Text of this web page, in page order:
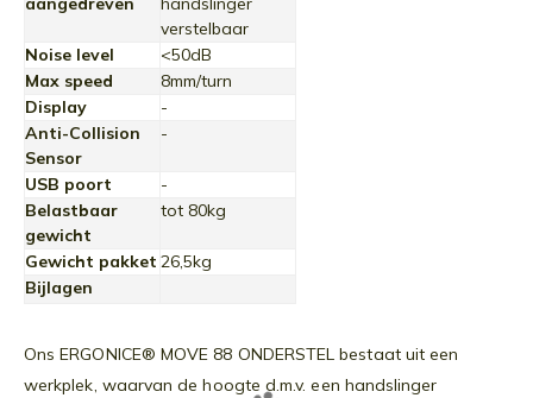
verstelbaar
Noise level
<50dB
Max speed
8mm/turn
Display
-
Anti-Collision
Sensor
-
USB poort
-
Belastbaar
gewicht
tot 80kg
Gewicht pakket 26,5kg
Bijlagen
Ons ERGONICE® MOVE 88 ONDERSTEL bestaat uit een
werkplek, waarvan de hoogte d.m.v. een handslinger